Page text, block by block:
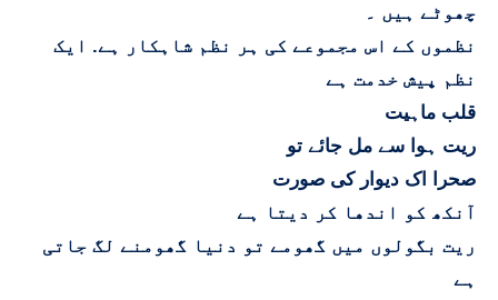
چھوٹے ہیں ۔
نظموں کے اس مجموعے کی ہر نظم شاہکار ہے. ایک
نظم پیش خدمت ہے
قلب ماہیت
ریت ہوا سے مل جائے تو
صحرا اک دیوار کی صورت
آنکھ کو اندها کر دیتا ہے
ریت بگولوں میں گھومے تو دنیا گھومنے لگ جاتی
ہے